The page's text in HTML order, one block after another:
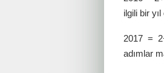
ilgili bir
2017 =
adımlar